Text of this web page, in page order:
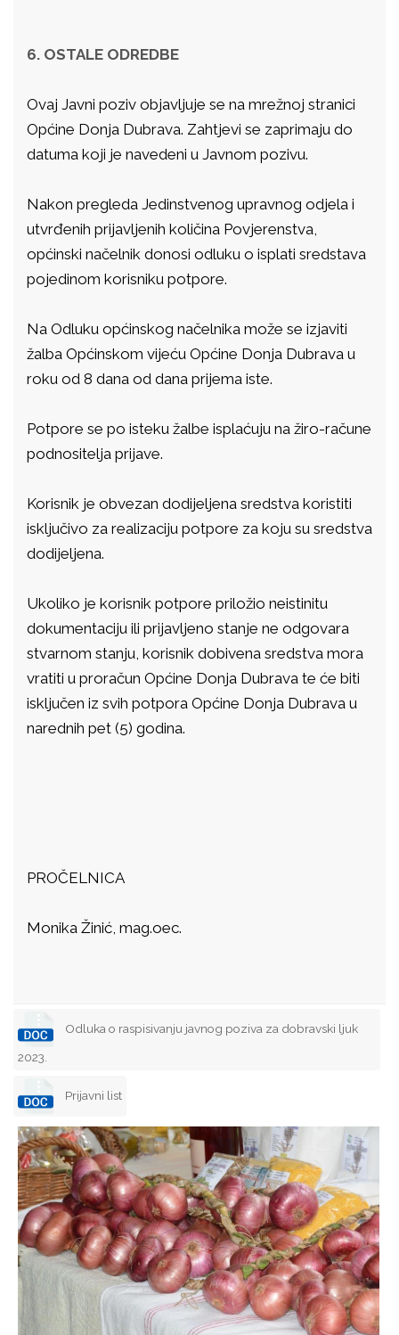
6. OSTALE ODREDBE
Ovaj Javni poziv objavljuje se na mrežnoj stranici
Općine Donja Dubrava. Zahtjevi se zaprimaju do
datuma koji je navedeni u Javnom pozivu.
Nakon pregleda Jedinstvenog upravnog odjela i
utvrđenih prijavljenih količina Povjerenstva,
općinski načelnik donosi odluku o isplati sredstava
pojedinom korisniku potpore.
Na Odluku općinskog načelnika može se izjaviti
žalba Općinskom vijeću Općine Donja Dubrava u
roku od 8 dana od dana prijema iste.
Potpore se po isteku žalbe isplaćuju na žiro-račune
podnositelja prijave.
Korisnik je obvezan dodijeljena sredstva koristiti
isključivo za realizaciju potpore za koju su sredstva
dodijeljena.
Ukoliko je korisnik potpore priložio neistinitu
dokumentaciju ili prijavljeno stanje ne odgovara
stvarnom stanju, korisnik dobivena sredstva mora
vratiti u proračun Općine Donja Dubrava te će biti
isključen iz svih potpora Općine Donja Dubrava u
narednih pet (5) godina.
PROČELNICA
Monika Žinić, mag.oec.
Odluka o raspisivanju javnog poziva za dobravski ljuk
2023.
Prijavni list